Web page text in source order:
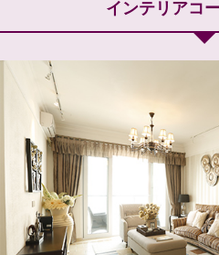
インテリアコ